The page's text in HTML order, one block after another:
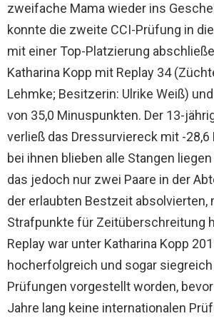
zweifache Mama wieder ins
konnte die zweite CCI-Prüfung in
mit einer Top-Platzierung
Katharina Kopp mit Replay 34
Lehmke; Besitzerin: Ulrike Weiß)
von 35,0 Minuspunkten. Der 13-
verließ das Dressurviereck mit -28,6
bei ihnen blieben alle Stangen
das jedoch nur zwei Paare in der
der erlaubten Bestzeit absolvierten,
Strafpunkte für Zeitüberschreitung
Replay war unter Katharina Kopp
hocherfolgreich und sogar siegreich
Prüfungen vorgestellt worden,
Jahre lang keine internationalen